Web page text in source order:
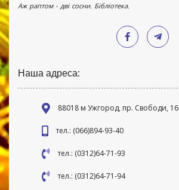
Аж раптом - дві сосни. Бібліотека.
Наша адреса:
88018 м Ужгород, пр. Свободи, 16
тел.: (066)894-93-40
тел.: (0312)64-71-93
тел.: (0312)64-71-94